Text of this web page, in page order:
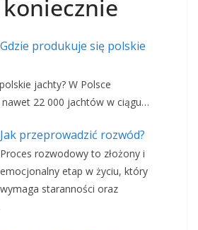
Gdzie produkuje się polskie
jachty? W Polsce
22 000 jachtów w ciągu…
Jak przeprowadzić rozwód?
Proces rozwodowy to złożony i
emocjonalny etap w życiu, który
wymaga staranności oraz